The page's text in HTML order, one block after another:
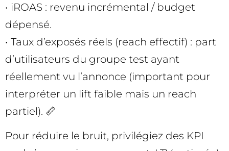
• iROAS : revenu incrémental / budget
dépensé.
• Taux d’exposés réels (reach effectif) : part
d’utilisateurs du groupe test ayant
réellement vu l’annonce (important pour
interpréter un lift faible mais un reach
partiel). 📏
Pour réduire le bruit, privilégiez des KPI